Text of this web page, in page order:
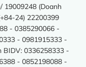
19009248 (Doanh
24) 22200399
- 0385290066 -
- 0981915333 -
BIDV: 0336258333 -
- 0852198088 -